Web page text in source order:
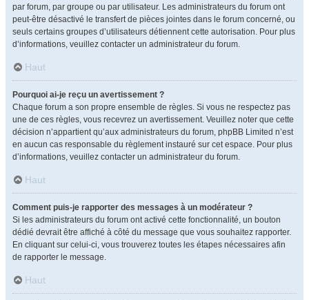
par forum, par groupe ou par utilisateur. Les administrateurs du forum ont
peut-être désactivé le transfert de pièces jointes dans le forum concerné, ou
seuls certains groupes d’utilisateurs détiennent cette autorisation. Pour plus
d’informations, veuillez contacter un administrateur du forum.
Haut
Pourquoi ai-je reçu un avertissement ?
Chaque forum a son propre ensemble de règles. Si vous ne respectez pas
une de ces règles, vous recevrez un avertissement. Veuillez noter que cette
décision n’appartient qu’aux administrateurs du forum, phpBB Limited n’est
en aucun cas responsable du règlement instauré sur cet espace. Pour plus
d’informations, veuillez contacter un administrateur du forum.
Haut
Comment puis-je rapporter des messages à un modérateur ?
Si les administrateurs du forum ont activé cette fonctionnalité, un bouton
dédié devrait être affiché à côté du message que vous souhaitez rapporter.
En cliquant sur celui-ci, vous trouverez toutes les étapes nécessaires afin
de rapporter le message.
Haut